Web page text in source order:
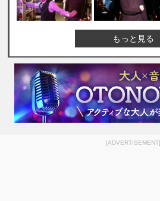
もっと見る
[ADVERTISEMENT]